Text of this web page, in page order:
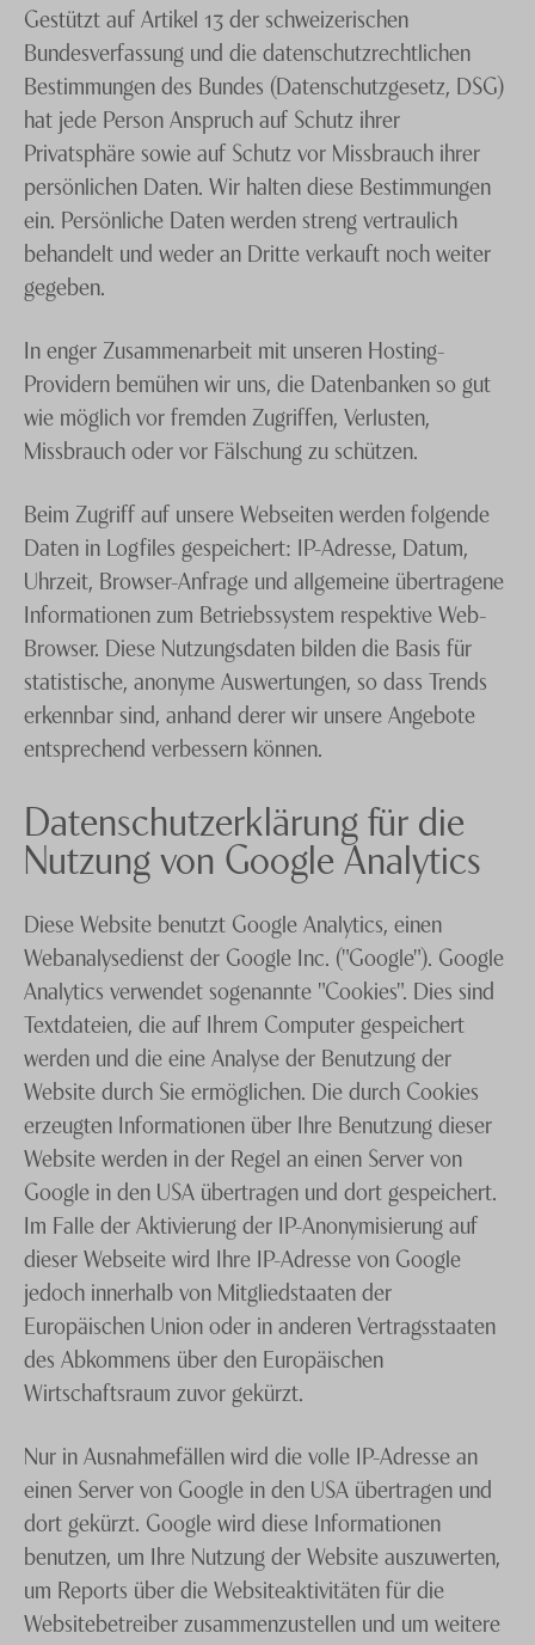
Gestützt auf Artikel 13 der schweizerischen
Bundesverfassung und die datenschutzrechtlichen
Bestimmungen des Bundes (Datenschutzgesetz, DSG)
hat jede Person Anspruch auf Schutz ihrer
Privatsphäre sowie auf Schutz vor Missbrauch ihrer
persönlichen Daten. Wir halten diese Bestimmungen
ein. Persönliche Daten werden streng vertraulich
behandelt und weder an Dritte verkauft noch weiter
gegeben.
In enger Zusammenarbeit mit unseren Hosting-
Providern bemühen wir uns, die Datenbanken so gut
wie möglich vor fremden Zugriffen, Verlusten,
Missbrauch oder vor Fälschung zu schützen.
Beim Zugriff auf unsere Webseiten werden folgende
Daten in Logfiles gespeichert: IP-Adresse, Datum,
Uhrzeit, Browser-Anfrage und allgemeine übertragene
Informationen zum Betriebssystem respektive Web-
Browser. Diese Nutzungsdaten bilden die Basis für
statistische, anonyme Auswertungen, so dass Trends
erkennbar sind, anhand derer wir unsere Angebote
entsprechend verbessern können.
Datenschutzerklärung für die
Nutzung von Google Analytics
Diese Website benutzt Google Analytics, einen
Webanalysedienst der Google Inc. ("Google"). Google
Analytics verwendet sogenannte "Cookies". Dies sind
Textdateien, die auf Ihrem Computer gespeichert
werden und die eine Analyse der Benutzung der
Website durch Sie ermöglichen. Die durch Cookies
erzeugten Informationen über Ihre Benutzung dieser
Website werden in der Regel an einen Server von
Google in den USA übertragen und dort gespeichert.
Im Falle der Aktivierung der IP-Anonymisierung auf
dieser Webseite wird Ihre IP-Adresse von Google
jedoch innerhalb von Mitgliedstaaten der
Europäischen Union oder in anderen Vertragsstaaten
des Abkommens über den Europäischen
Wirtschaftsraum zuvor gekürzt.
Nur in Ausnahmefällen wird die volle IP-Adresse an
einen Server von Google in den USA übertragen und
dort gekürzt. Google wird diese Informationen
benutzen, um Ihre Nutzung der Website auszuwerten,
um Reports über die Websiteaktivitäten für die
Websitebetreiber zusammenzustellen und um weitere